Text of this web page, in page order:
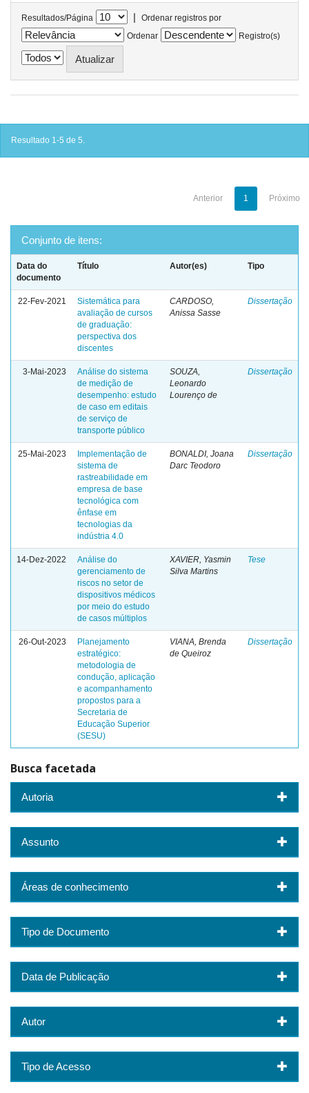
Resultados/Página |
Ordenar registros por
Ordenar
Registro(s)
Resultado 1-5 de 5.
Anterior 1 Próximo
Conjunto de itens:
Data do
documento
Título Autor(es) Tipo
22-Fev-2021
Sistemática para
avaliação de cursos
de graduação:
perspectiva dos
discentes
CARDOSO,
Anissa Sasse
Dissertação
3-Mai-2023
Análise do sistema
de medição de
desempenho: estudo
de caso em editais
de serviço de
transporte público
SOUZA,
Leonardo
Lourenço de
Dissertação
25-Mai-2023
Implementação de
sistema de
rastreabilidade em
empresa de base
tecnológica com
ênfase em
tecnologias da
indústria 4.0
BONALDI, Joana
Darc Teodoro
Dissertação
14-Dez-2022
Análise do
gerenciamento de
riscos no setor de
dispositivos médicos
por meio do estudo
de casos múltiplos
XAVIER, Yasmin
Silva Martins
Tese
26-Out-2023
Planejamento
estratégico:
metodologia de
condução, aplicação
e acompanhamento
propostos para a
Secretaria de
Educação Superior
(SESU)
VIANA, Brenda
de Queiroz
Dissertação
Busca facetada
Autoria
Assunto
Áreas de conhecimento
Tipo de Documento
Data de Publicação
Autor
Tipo de Acesso